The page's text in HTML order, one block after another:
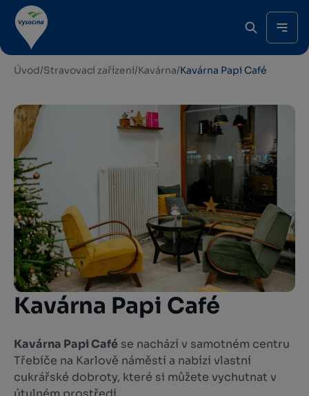
Úvod/Stravovací zařízení/Kavárna/Kavárna Papi Café
Kavárna Papi Café
Kavárna Papi Café se nachází v samotném centru
Třebíče na Karlově náměstí a nabízí vlastní
cukrářské dobroty, které si můžete vychutnat v